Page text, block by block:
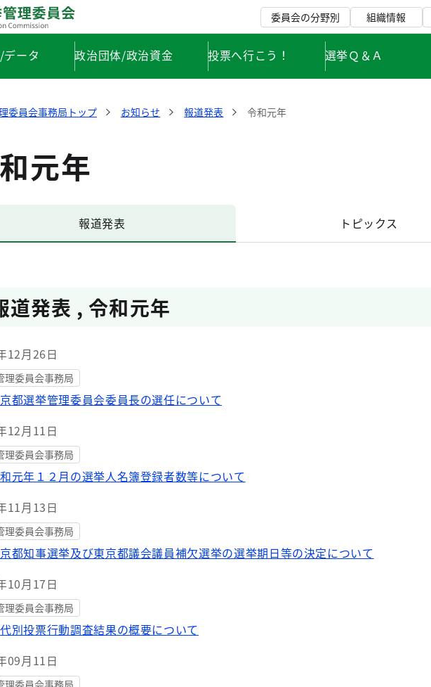
委員会の分野別 組織情報
ータ 政治団体/政治資金 投票へ行こう！ 選挙Ｑ＆Ａ
委員会事務局トップ お知らせ 報道発表 令和元年
元年
報道発表 トピックス
道発表 , 令和元年
12月26日
理委員会事務局
都選挙管理委員会委員長の選任について
12月11日
理委員会事務局
元年１２月の選挙人名簿登録者数等について
11月13日
理委員会事務局
都知事選挙及び東京都議会議員補欠選挙の選挙期日等の決定について
10月17日
理委員会事務局
別投票行動調査結果の概要について
09月11日
理委員会事務局